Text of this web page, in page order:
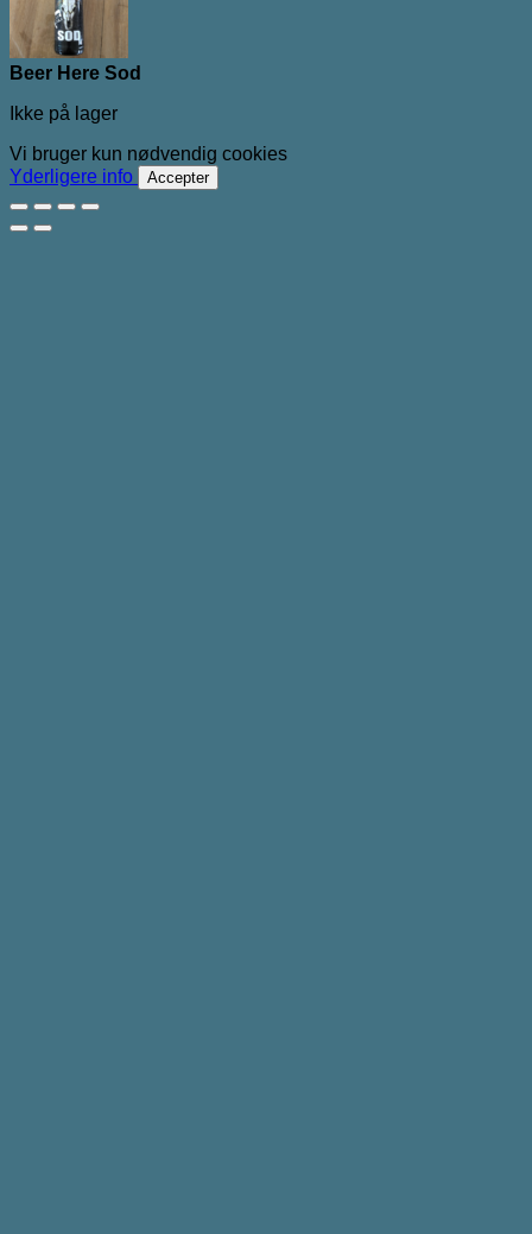
Beer Here Sod
Ikke på lager
Vi bruger kun nødvendig cookies
Yderligere info
Accepter